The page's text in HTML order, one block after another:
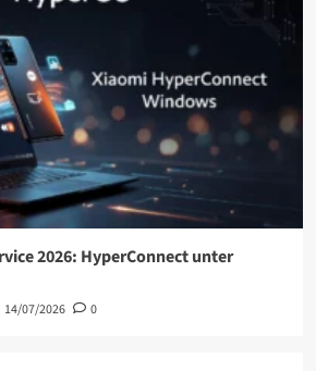
2026: HyperConnect unter
14/07/2026 0